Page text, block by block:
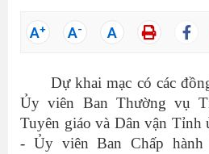
A+ A- A
Dự khai mạc có các
Ủy viên Ban Thường vụ
Tuyên giáo và Dân vận Tỉnh
- Ủy viên Ban Chấp